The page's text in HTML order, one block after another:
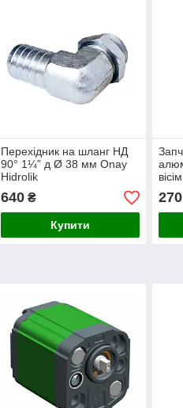
Перехідник на шланг НД
90° 1¼” д Ø 38 мм Onay
Hidrolik
640₴
Купити
270